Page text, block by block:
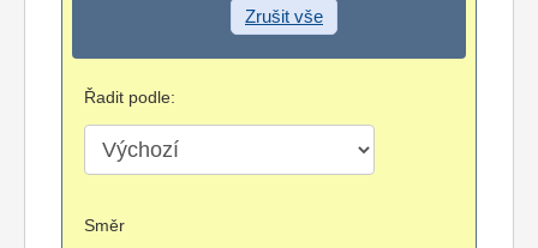
Zrušit vše
Řadit podle:
Směr